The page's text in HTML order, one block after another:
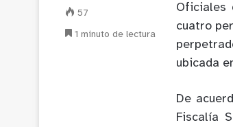
Oficiales
cuatro
ubicada
De
Fiscalía
57
1 minuto de lectura